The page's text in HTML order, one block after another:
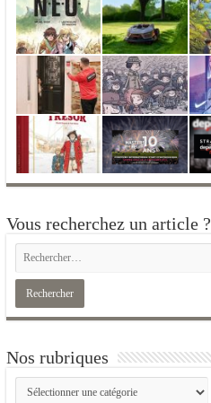
Vous recherchez un article ?
Nos rubriques
Nos